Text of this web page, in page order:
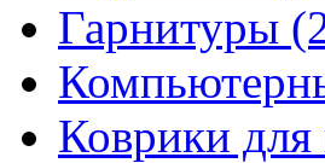
Гарнитуры
Коврики